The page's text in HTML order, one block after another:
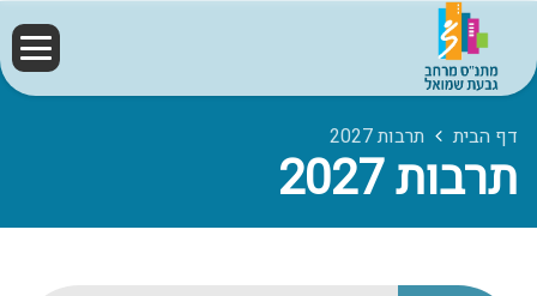
דף הבית תרבות 2027
תרבות 2027